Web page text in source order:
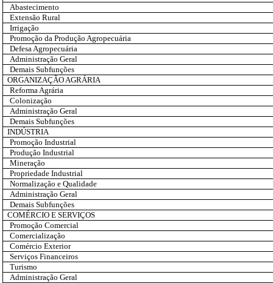
Abastecimento
Extensão Rural
Irrigação
Promoção da Produção Agropecuária
Defesa Agropecuária
Administração Geral
Demais Subfunções
ORGANIZAÇÃO AGRÁRIA
Reforma Agrária
Colonização
Administração Geral
Demais Subfunções
INDÚSTRIA
Promoção Industrial
Produção Industrial
Mineração
Propriedade Industrial
Normalização e Qualidade
Administração Geral
Demais Subfunções
COMÉRCIO E SERVIÇOS
Promoção Comercial
Comercialização
Comércio Exterior
Serviços Financeiros
Turismo
Administração Geral